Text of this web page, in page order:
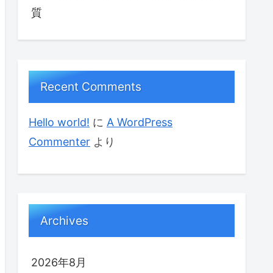
質
Recent Comments
Hello world! に A WordPress
Commenter より
Archives
2026年8月